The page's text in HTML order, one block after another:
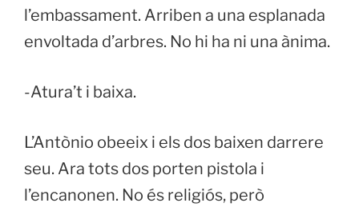
l’embassament. Arriben a una esplanada
envoltada d’arbres. No hi ha ni una ànima.
-Atura’t i baixa.
L’Antònio obeeix i els dos baixen darrere
seu. Ara tots dos porten pistola i
l’encanonen. No és religiós, però